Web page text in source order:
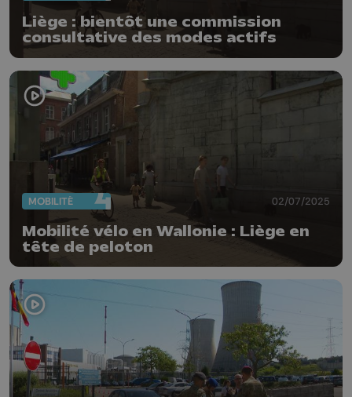
Liège : bientôt une commission
consultative des modes actifs
MOBILITÉ 02/07/2025
Mobilité vélo en Wallonie : Liège en
tête de peloton